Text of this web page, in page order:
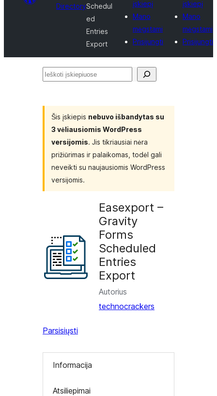
DirectorySchedul
ed
Entries
Export
įskiepį
Mano
mėgstami
Prisijungti
įskiepį
Mano
mėgstami
Prisijungti
Ieškoti
Šis įskiepis nebuvo išbandytas su
3 vėliausiomis WordPress
versijomis. Jis tikriausiai nėra
prižiūrimas ir palaikomas, todėl gali
neveikti su naujausiomis WordPress
versijomis.
Easexport –
Gravity
Forms
Scheduled
Entries
Export
Autorius
technocrackers
Parsisiųsti
Informacija
Atsiliepimai